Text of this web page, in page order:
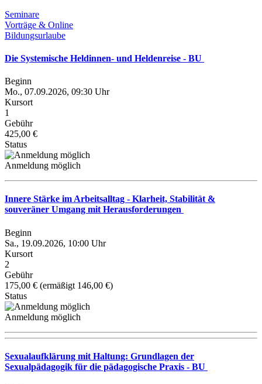
Seminare
Vorträge & Online
Bildungsurlaube
Die Systemische Heldinnen- und Heldenreise - BU
Beginn
Mo., 07.09.2026, 09:30 Uhr
Kursort
1
Gebühr
425,00 €
Status
Anmeldung möglich
Innere Stärke im Arbeitsalltag - Klarheit, Stabilität &
souveräner Umgang mit Herausforderungen
Beginn
Sa., 19.09.2026, 10:00 Uhr
Kursort
2
Gebühr
175,00 € (ermäßigt 146,00 €)
Status
Anmeldung möglich
Sexualaufklärung mit Haltung: Grundlagen der
Sexualpädagogik für die pädagogische Praxis - BU